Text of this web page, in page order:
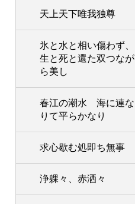
天上天下唯我独尊
氷と水と相い傷わず、
生と死と還た双つなが
ら美し
春江の潮水 海に連な
りて平らかなり
求心歇む処即ち無事
浄躶々、赤洒々